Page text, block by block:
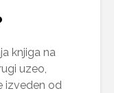
knjiga na
uzeo,
izveden od